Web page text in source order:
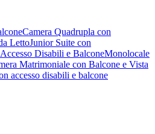
Camera Quadrupla con
LettoJunior Suite con
Disabili e BalconeMonolocale
Matrimoniale con Balcone e Vista
accesso disabili e balcone